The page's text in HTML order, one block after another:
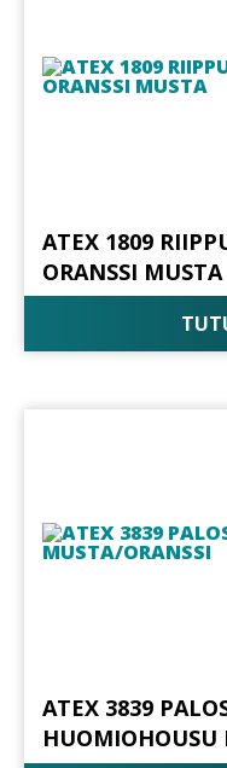
ATEX 1809
ORANSSI MUSTA
ATEX 3839
HUOMIOHOUSU